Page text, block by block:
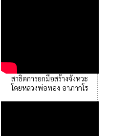
สาธิตการยกมือสร้างจังหวะ
โดยหลวงพ่อทอง อาภากโร